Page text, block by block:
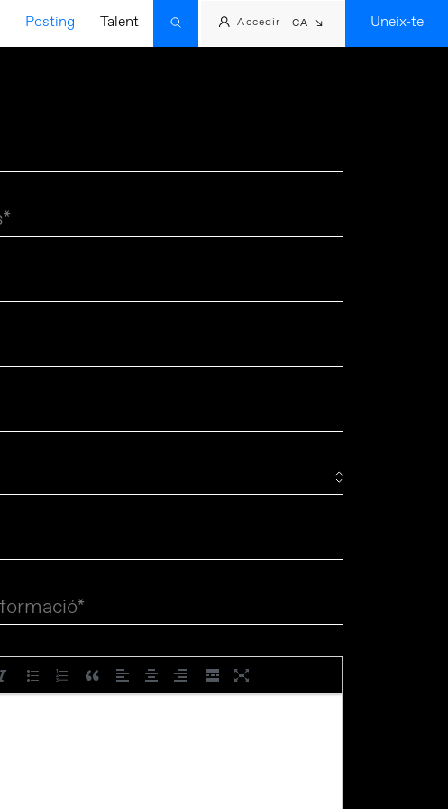
Posting Talent Accedir CA Uneix-te